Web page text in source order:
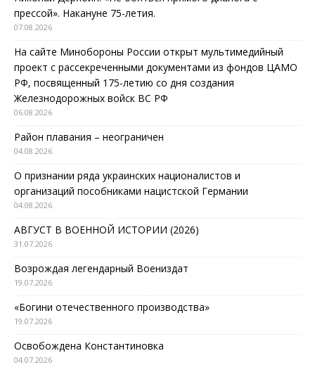
прессой». Накануне 75-летия.
07.08.2026
На сайте Минобороны России открыт мультимедийный
проект с рассекреченными документами из фондов ЦАМО
РФ, посвященный 175-летию со дня создания
Железнодорожных войск ВС РФ
06.08.2026
Район плавания – неограничен
04.08.2026
О признании ряда украинских националистов и
организаций пособниками нацистской Германии
04.08.2026
АВГУСТ В ВОЕННОЙ ИСТОРИИ (2026)
31.07.2026
Возрождая легендарный Воениздат
19.07.2026
«Богини отечественного производства»
19.07.2026
Освобождена Константиновка
04.07.2026